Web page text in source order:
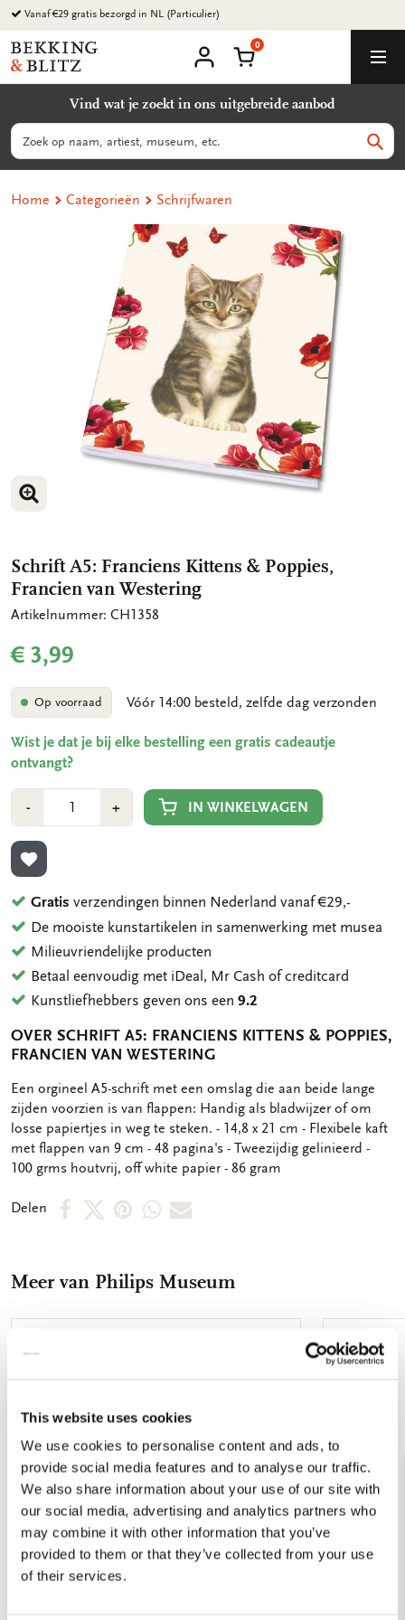
This website uses cookies
We use cookies to personalise content and ads, to
provide social media features and to analyse our traffic.
We also share information about your use of our site with
our social media, advertising and analytics partners who
may combine it with other information that you’ve
provided to them or that they’ve collected from your use
of their services.
Ga
naar
content
Vanaf €29 gratis bezorgd in NL (Particulier)
Bekking
&
B.V.
account
Winkelmand
0
Vind wat je zoekt in ons uitgebreide aanbod
Zoeken
Home Categorieën Schrijfwaren
VERGROOT AFBEELDING
Schrift A5: Franciens Kittens & Poppies,
Francien van Westering
Artikelnummer: CH1358
€ 3,99
Op voorraad Vóór 14:00 besteld, zelfde dag verzonden
Wist je dat je bij elke bestelling een gratis cadeautje
ontvangt?
-Min
1
+Plus
1
IN WINKELWAGEN
TOEVOEGEN AAN VERLANGLIJST
Gratis verzendingen binnen Nederland vanaf €29,-
De mooiste kunstartikelen in samenwerking met musea
Milieuvriendelijke producten
Betaal eenvoudig met iDeal, Mr Cash of creditcard
Kunstliefhebbers geven ons een9.2
OVER SCHRIFT A5: FRANCIENS KITTENS & POPPIES,
FRANCIEN VAN WESTERING
OMSCHRIJVING
Een orgineel A5-schrift met een omslag die aan beide lange
zijden voorzien is van flappen: Handig als bladwijzer of om
losse papiertjes in weg te steken. - 14,8 x 21 cm - Flexibele kaft
met flappen van 9 cm - 48 pagina's - Tweezijdig gelinieerd -
100 grms houtvrij, off white papier - 86 gram
Delen
DeelDeelDeelDeelDeel
mail
Meer van Philips Museum
Toevoegen